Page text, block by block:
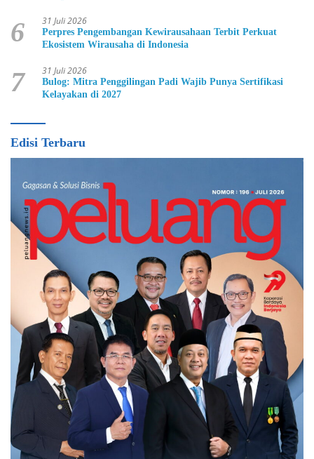
6 31 Juli 2026
Perpres Pengembangan Kewirausahaan Terbit Perkuat
Ekosistem Wirausaha di Indonesia
7 31 Juli 2026
Bulog: Mitra Penggilingan Padi Wajib Punya Sertifikasi
Kelayakan di 2027
Edisi Terbaru